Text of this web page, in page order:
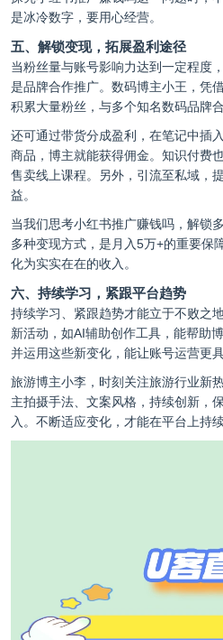
是冰冷数字，要用心经营。
五、解锁变现，拓展盈利途径
当粉丝量与账号影响力达到一定程度
是品牌合作推广。数码博主小王，凭
积累大量粉丝，与多个知名数码品牌
还可通过带货分成盈利，在笔记中插
商品，博主就能获得佣金。知识付费
售卖线上课程。另外，引流至私域，
益。
当我们思考小红书推广赚钱吗，解锁
多种变现方式，是月入5万+的重要保
化为实实在在的收入。
六、持续学习，紧跟平台趋势
持续学习、紧跟趋势才能立于不败之
新活动，如AI辅助创作工具，能帮助
并运用这些新变化，能让账号运营更具
旅游博主小李，时刻关注旅游行业新
主拍摄手法、文案风格，持续创新，
入。不断适应变化，才能在平台上持